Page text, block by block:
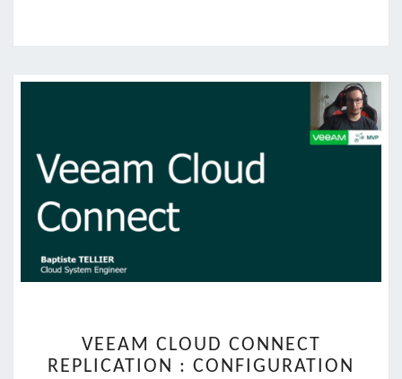
CLOUD
CONNECT
VEEAM CLOUD CONNECT
REPLICATION : CONFIGURATION